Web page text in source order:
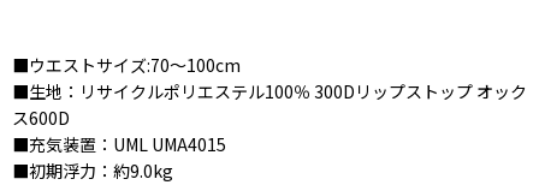
■ウエストサイズ:70〜100cm
■生地：リサイクルポリエステル100％ 300Dリップストップ オック
ス600D
■充気装置：UML UMA4015
■初期浮力：約9.0kg